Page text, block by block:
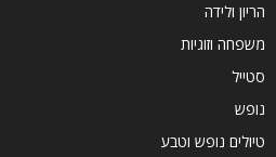
הריון ולידה
משפחה וזוגיות
סטייל
נופש
טיולים נופש וטבע